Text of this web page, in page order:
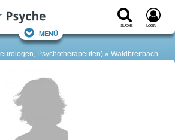
Suche Login
Menü
Psychotherapeuten) Waldbreitbach